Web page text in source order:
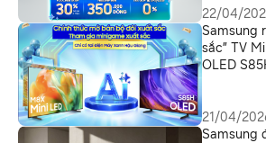
22/04/
Samsung
sắc” TV
OLED
21/04/
Samsung